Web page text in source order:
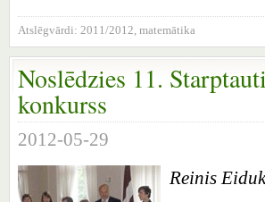
Atslēgvārdi: 2011/2012 matemātika
Noslēdzies 11.
konkurss
2012-05-29
Reinis